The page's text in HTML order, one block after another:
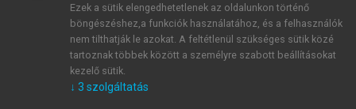
veszem és elfogadom.
Általános vásárlási feltételeket, valamint a szotar.netés a
mersz.huoldalak licencszerződéseiben foglaltakat
tudomásul veszem és elfogadom.
KIPRÓBÁLOM
Ezek a sütik elengedhetetlenek az oldalunkon történő
böngészéshez,a funkciók használatához, és a felhasználók
nem tilthatják le azokat. A feltétlenül szükséges sütik közé
tartoznak többek között a személyre szabott beállításokat
kezelő sütik.
↓ 3 szolgáltatás